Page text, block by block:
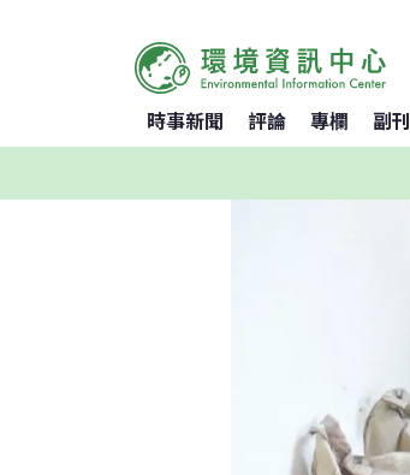
時事新聞 評論 專欄 副刊